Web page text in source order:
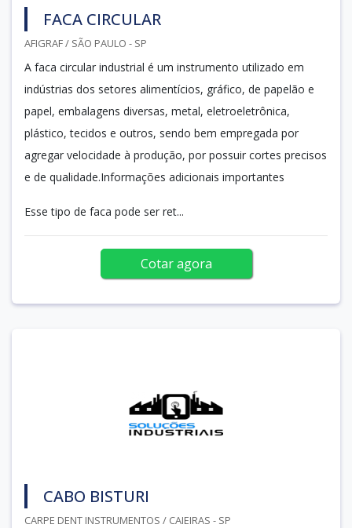
FACA CIRCULAR
AFIGRAF / SÃO PAULO - SP
A faca circular industrial é um instrumento utilizado em
indústrias dos setores alimentícios, gráfico, de papelão e
papel, embalagens diversas, metal, eletroeletrônica,
plástico, tecidos e outros, sendo bem empregada por
agregar velocidade à produção, por possuir cortes precisos
e de qualidade.Informações adicionais importantes
Esse tipo de faca pode ser ret...
Cotar agora
CABO BISTURI
CARPE DENT INSTRUMENTOS / CAIEIRAS - SP